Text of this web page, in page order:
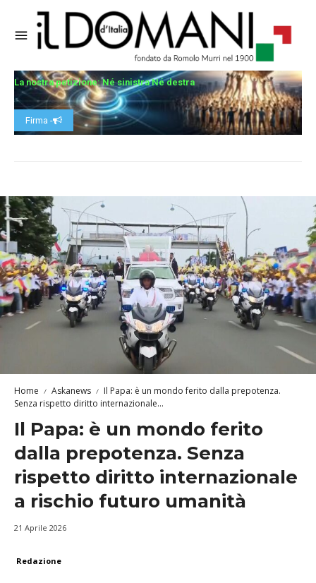
La nostra petizione: Né sinistra Né destra
Firma -
Home Askanews
Il Papa: è un mondo ferito dalla prepotenza.
Senza rispetto diritto internazionale...
Il Papa: è un mondo ferito
dalla prepotenza. Senza
rispetto diritto internazionale
a rischio futuro umanità
21 Aprile 2026
Redazione